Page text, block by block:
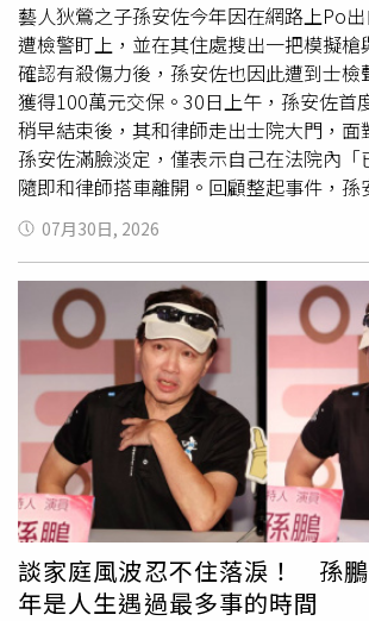
藝人狄鶯之子孫安佐今年因在網路上Po出
遭檢警盯上，並在其住處搜出一把模擬槍
確認有殺傷力後，孫安佐也因此遭到士檢
獲得100萬元交保。30日上午，孫安佐首
稍早結束後，其和律師走出士院大門，面
孫安佐滿臉淡定，僅表示自己在法院內「
隨即和律師搭車離開。回顧整起事件，孫
在社群平台上上傳其在河堤邊持火焰槍
警搜索，並再搜出一把模擬槍與一把霰
押，於隔日聲押獲准，直到檢方偵結起
萬元獲保，並限制出境出海。起訴書指出
年至2019年間，以1萬至2萬元價格，向網
彈槍一支、具殺傷力之制式空氣槍1支、
克模擬槍1支。而孫安佐在雙北地區7次操
置，於公眾往來道路與停車場等地測試噴
中產生長距離、大範圍之火焰，且燃燒
氣，恐致生公眾往來危險，後續孫安佐
社群平台，引發公眾恐慌並危害公共安
偵結，也依妨害公眾往來安全、恐嚇公眾
械管制條例，對孫安佐提起公訴。
07月30日, 2026
談家庭風波忍不住落淚！ 孫
年是人生遇過最多事的時間